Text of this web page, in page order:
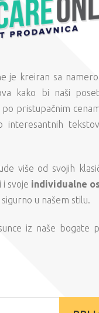
je kreiran sa
kako bi naši
pristupačnim
interesantnih
više od svojih
svoje individualne
u našem stilu.
iz naše bogate